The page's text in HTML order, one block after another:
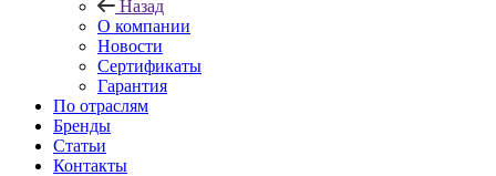
Назад
О компании
Новости
Сертификаты
Гарантия
По отраслям
Бренды
Статьи
Контакты